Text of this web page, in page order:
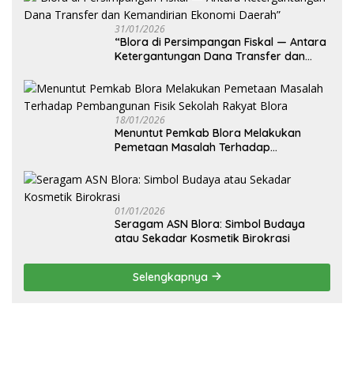
31/01/2026
‎“Blora di Persimpangan Fiskal — Antara
Ketergantungan Dana Transfer dan
18/01/2026
‎Menuntut Pemkab Blora Melakukan
Pemetaan Masalah Terhadap
Blora
01/01/2026
‎Seragam ASN Blora: Simbol Budaya
atau Sekadar Kosmetik Birokrasi
Selengkapnya